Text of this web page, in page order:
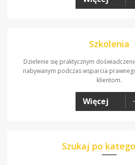
Szkolenia
Dzielenie się praktycznym
nabywanym podczas wsparcia
klientom.
Więcej
Szukaj po